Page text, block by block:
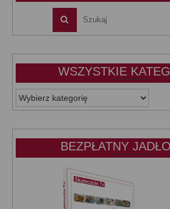
WSZYSTKIE
WSZYSTKIE
KATEGORIE:
BEZPŁATNY